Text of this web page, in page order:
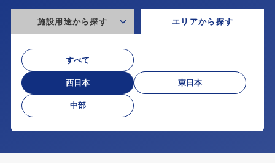
施設用途から探す エリアから探す
すべて
西日本 東日本
中部